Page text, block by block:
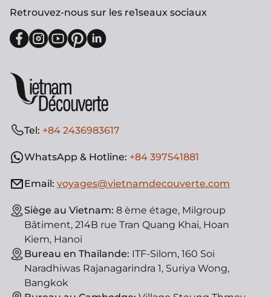
Tel: +84 2436983617
WhatsApp & Hotline: +84 397541881
Email: voyages@vietnamdecouverte.com
Siège au Vietnam: 8 ème étage, Milgroup
Bâtiment, 214B rue Tran Quang Khai, Hoan
Kiem, Hanoi
Bureau en Thaïlande: ITF-Silom, 160 Soi
Naradhiwas Rajanagarindra 1, Suriya Wong,
Bangkok
Retrouvez-nous sur les re1seaux sociaux